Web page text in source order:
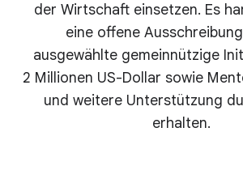
der Wirtschaft einsetzen. Es
eine offene
ausgewählte gemeinnützige
2 Millionen US-Dollar sowie
und weitere Unterstützung
erhalten.